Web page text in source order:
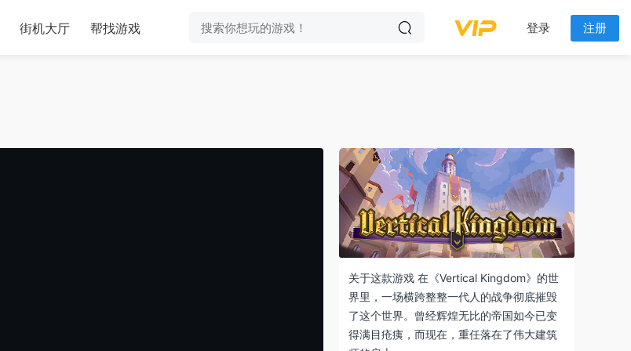
街机大厅 帮找游戏 登录 注册
关于这款游戏 在《Vertical Kingdom》的世
界里，一场横跨整整一代人的战争彻底摧毁
了这个世界。曾经辉煌无比的帝国如今已变
得满目疮痍，而现在，重任落在了伟大建筑